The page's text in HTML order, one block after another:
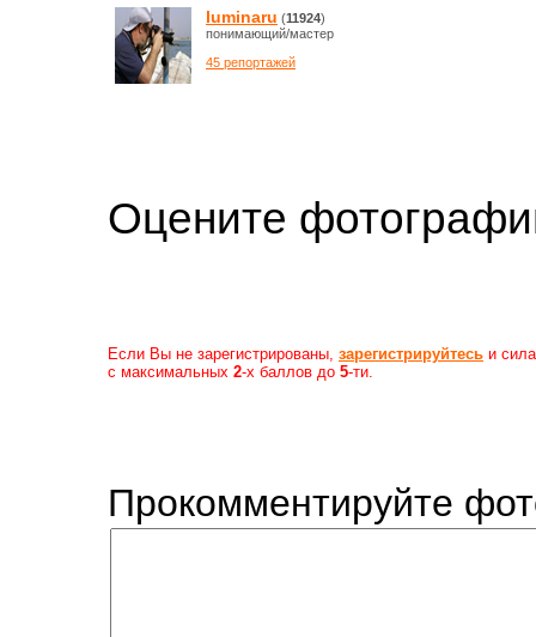
luminaru (11924)
понимающий/мастер
45 репортажей
Оцените
Если Вы не зарегистрированы, зарегистрируйтесь и
с максимальных 2-х баллов до 5-ти.
Прокомментируйте